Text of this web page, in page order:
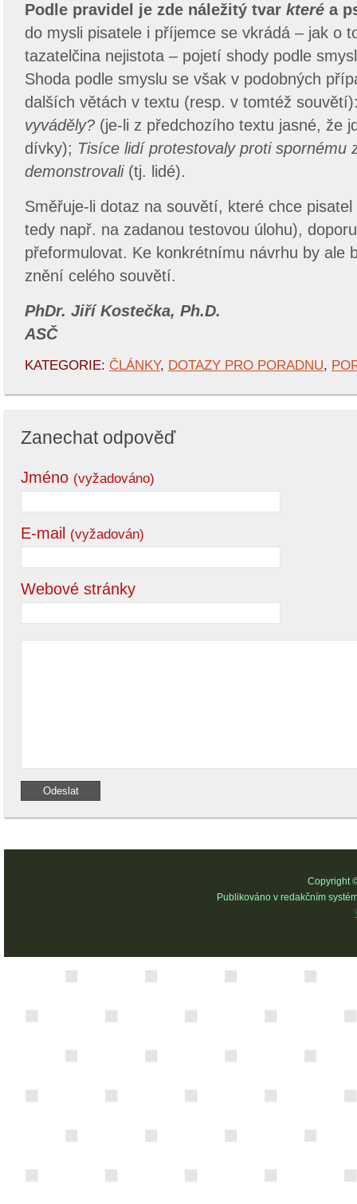
Podle pravidel je zde náležitý tvar které a
do mysli pisatele i příjemce se vkrádá – jak o
tazatelčina nejistota – pojetí shody podle
Shoda podle smyslu se však v podobných
dalších větách v textu (resp. v tomtéž
vyváděly? (je-li z předchozího textu jasné, že
dívky); Tisíce lidí protestovaly proti spornému
demonstrovali(tj. lidé).
Směřuje-li dotaz na souvětí, které chce
tedy např. na zadanou testovou úlohu),
přeformulovat. Ke konkrétnímu návrhu by ale
znění celého souvětí.
PhDr. Jiří Kostečka, Ph.D.
ASČ
KATEGORIE: ČLÁNKY, DOTAZY PRO PORADNU,
Zanechat odpověď
Jméno (vyžadováno)
E-mail (vyžadován)
Webové stránky
Copyright
Publikováno v redakčním